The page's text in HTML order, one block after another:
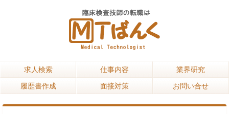
求人検索
求人検索 仕事内容
仕事内容 業界研究
業界研究
履歴書作成
履歴書作成 面接対策
面接対策 お問い合せ
お問い合せ